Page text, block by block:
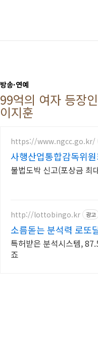
방송·연예
99억의 여자 등장
이지훈
https://www.ngcc.go.kr/
사행산업통합감독위
불법도박 신고(포상금
http://lottobingo.kr 광고
소름돋는 분석력 로또
특허받은 분석시스템,
죠